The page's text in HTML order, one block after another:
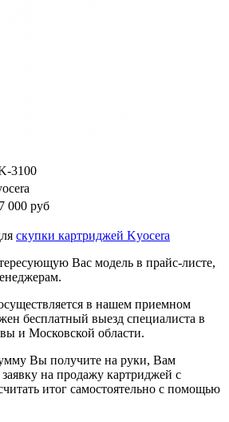
3100
000 руб
скупки картриджей Kyocera
Вас модель в прайс-листе,
в нашем приемном
бесплатный выезд специалиста в
и Московской области.
Вы получите на руки, Вам
на продажу картриджей с
итог самостоятельно с помощью